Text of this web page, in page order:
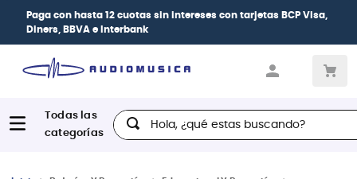
Paga con hasta 12 cuotas sin intereses con tarjetas BCP Visa,
Diners, BBVA e Interbank
Hola, ¿qué estas buscando?